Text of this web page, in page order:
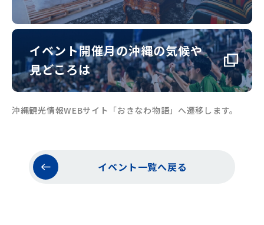
イベント開催月の沖縄の気候や
見どころは
沖縄観光情報WEBサイト「おきなわ物語」へ遷移します。
イベント一覧へ戻る